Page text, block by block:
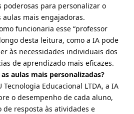
para personalizar o
mais engajadoras.
funcionaria esse “professor
desta leitura, como a IA pode
às necessidades individuais dos
de aprendizado mais eficazes.
aulas mais personalizadas?
Tecnologia Educacional LTDA, a IA
o desempenho de cada aluno,
de resposta às atividades e